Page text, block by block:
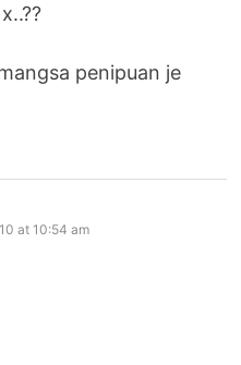
penipuan je
at 10:54 am